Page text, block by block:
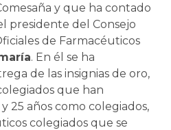
y que ha contado
presidente del Consejo
de Farmacéuticos
. En él se ha
de las insignias de oro,
que han
25 años como colegiados,
colegiados que se